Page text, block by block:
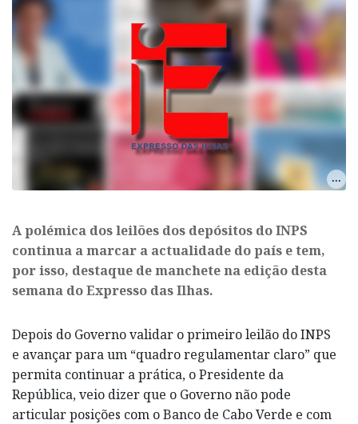
A polémica dos leilões dos depósitos do INPS
continua a marcar a actualidade do país e tem,
por isso, destaque de manchete na edição desta
semana do Expresso das Ilhas.
Depois do Governo validar o primeiro leilão do INPS
e avançar para um “quadro regulamentar claro” que
permita continuar a prática, o Presidente da
República, veio dizer que o Governo não pode
articular posições com o Banco de Cabo Verde e com